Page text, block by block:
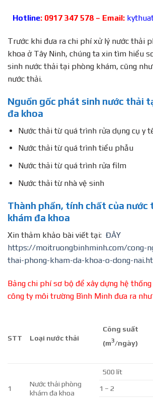
Hotline: 0917 347 578 – Email:
Trước khi đưa ra chi phí xử lý nước thải
khoa ở Tây Ninh, chúng ta xin tìm hiểu
sinh nước thải tại phòng khám, cũng
nước thải.
Nguồn gốc phát sinh nước thải
đa khoa
Nước thải từ quá trình rửa dụng cụ y
Nước thải từ quá trình tiểu phẫu
Nước thải từ quá trình rửa film
Nước thải từ nhà vệ sinh
Thành phần, tính chất của nước
khám đa khoa
Xin thảm khảo bài viết tại: ĐÂY
https://moitruongbinhminh.com/cong-
thai-phong-kham-da-khoa-o-dong-
Bảng chi phí sơ bộ để xây dựng hệ
công ty môi trường Bình Minh đưa ra như
STT Loại nước thải
Công suất
(m3/ngày)
1
Nước thải phòng
khám đa khoa
500 lít
1 – 2